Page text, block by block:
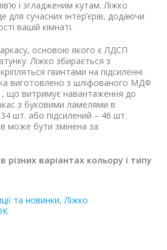
і згладженим кутам. Ліжко
для сучасних інтер’єрів, додаючи
вашій кімнаті.
основою якого є ЛДСП
Ліжко збирається з
гвинтами на підсиленні
виготовлено з шліфованого МДФ
що витримує навантаження до
з буковими ламелями в
34 шт. або підсилений – 46 шт.
може бути змінена за
варіантах кольору і типу
та новинки,Ліжко